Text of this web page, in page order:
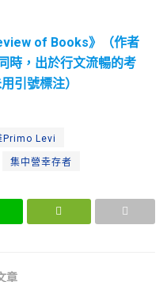
of Books》（作者
時，出於行文流暢的考
引號標注）
Primo Levi
集中營幸存者
章